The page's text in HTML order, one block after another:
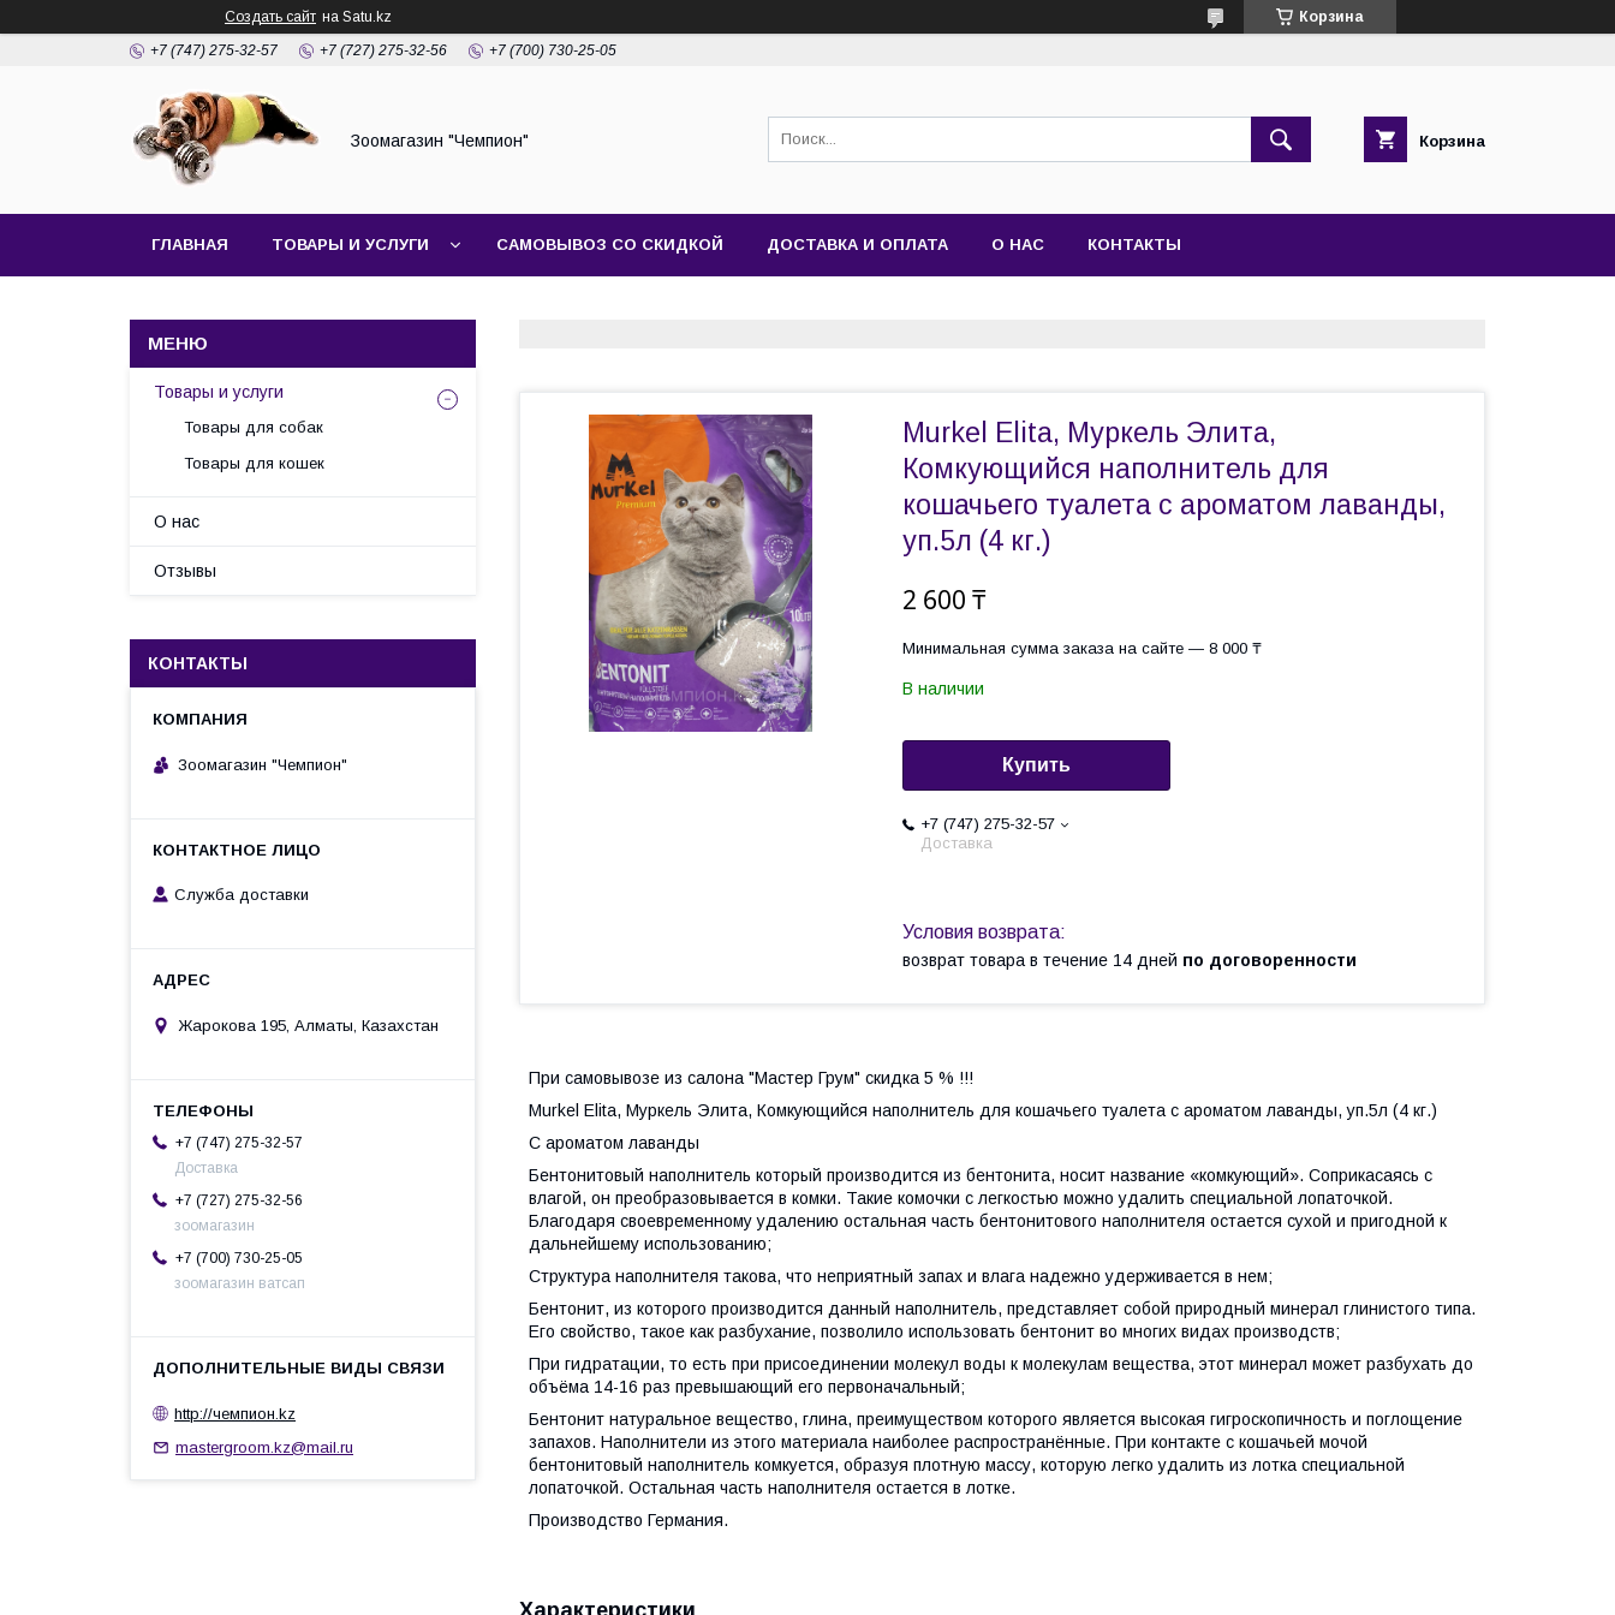
Создать сайт на Satu.kz Корзина
+7 (747) 275-32-57 +7 (727) 275-32-56 +7 (700) 730-25-05
Зоомагазин "Чемпион" Корзина
ГЛАВНАЯ ТОВАРЫ И УСЛУГИ САМОВЫВОЗ СО СКИДКОЙ ДОСТАВКА И ОПЛАТА О НАС КОНТАКТЫ
Murkel Elita, Муркель Элита,
Комкующийся наполнитель для
кошачьего туалета с ароматом лаванды,
уп.5л (4 кг.)
2 600 ₸
Минимальная сумма заказа на сайте — 8 000 ₸
В наличии
Купить
+7 (747) 275-32-57
Доставка
возврат товара в течение 14 дней по договоренности
При самовывозе из салона "Мастер Грум" скидка 5 % !!!
Murkel Elita, Муркель Элита, Комкующийся наполнитель для кошачьего туалета с ароматом лаванды, уп.5л (4 кг.)
С ароматом лаванды
Бентонитовый наполнитель который производится из бентонита, носит название «комкующий». Соприкасаясь с
влагой, он преобразовывается в комки. Такие комочки с легкостью можно удалить специальной лопаточкой.
Благодаря своевременному удалению остальная часть бентонитового наполнителя остается сухой и пригодной к
дальнейшему использованию;
Структура наполнителя такова, что неприятный запах и влага надежно удерживается в нем;
Бентонит, из которого производится данный наполнитель, представляет собой природный минерал глинистого типа.
Его свойство, такое как разбухание, позволило использовать бентонит во многих видах производств;
При гидратации, то есть при присоединении молекул воды к молекулам вещества, этот минерал может разбухать до
объёма 14-16 раз превышающий его первоначальный;
Бентонит натуральное вещество, глина, преимуществом которого является высокая гигроскопичность и поглощение
запахов. Наполнители из этого материала наиболее распространённые. При контакте с кошачьей мочой
бентонитовый наполнитель комкуется, образуя плотную массу, которую легко удалить из лотка специальной
лопаточкой. Остальная часть наполнителя остается в лотке.
Производство Германия.
Характеристики
Товары и услуги
Товары для собак
Товары для кошек
О нас
Отзывы
КОНТАКТЫ
Зоомагазин "Чемпион"
Служба доставки
Жарокова 195, Алматы, Казахстан
+7 (747) 275-32-57
Доставка
+7 (727) 275-32-56
зоомагазин
+7 (700) 730-25-05
зоомагазин ватсап
http://чемпион.kz
mastergroom.kz@mail.ru